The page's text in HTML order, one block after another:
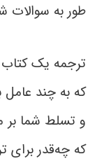
طور به سوالات
ترجمه یک کتاب
که به چند
و تسلط شما
که چه‌قدر برای